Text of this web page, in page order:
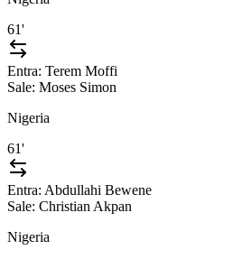
61'
Entra: Terem Moffi
Sale: Moses Simon
Nigeria
61'
Entra: Abdullahi Bewene
Sale: Christian Akpan
Nigeria